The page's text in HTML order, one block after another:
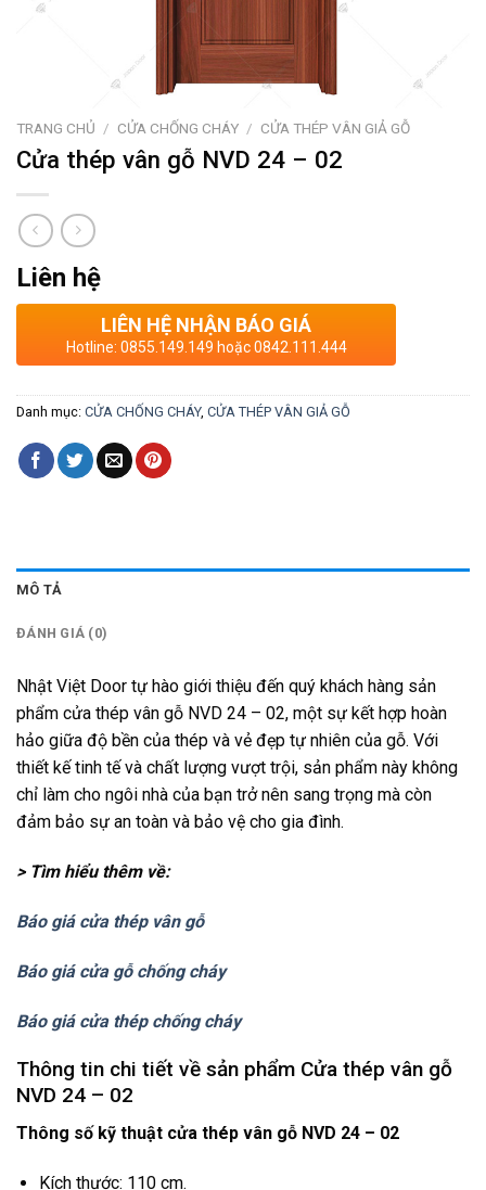
TRANG CHỦ / CỬA CHỐNG CHÁY / CỬA THÉP VÂN GIẢ GỖ
Cửa thép vân gỗ NVD 24 – 02
Liên hệ
LIÊN HỆ NHẬN BÁO GIÁ
Hotline: 0855.149.149 hoặc 0842.111.444
Danh mục: CỬA CHỐNG CHÁY, CỬA THÉP VÂN GIẢ GỖ
MÔ TẢ
ĐÁNH GIÁ (0)
Nhật Việt Door tự hào giới thiệu đến quý khách hàng sản
phẩm cửa thép vân gỗ NVD 24 – 02, một sự kết hợp hoàn
hảo giữa độ bền của thép và vẻ đẹp tự nhiên của gỗ. Với
thiết kế tinh tế và chất lượng vượt trội, sản phẩm này không
chỉ làm cho ngôi nhà của bạn trở nên sang trọng mà còn
đảm bảo sự an toàn và bảo vệ cho gia đình.
> Tìm hiểu thêm về:
Báo giá cửa thép vân gỗ
Báo giá cửa gỗ chống cháy
Báo giá cửa thép chống cháy
Thông tin chi tiết về sản phẩm Cửa thép vân gỗ
NVD 24 – 02
Thông số kỹ thuật cửa thép vân gỗ NVD 24 – 02
Kích thước: 110 cm.